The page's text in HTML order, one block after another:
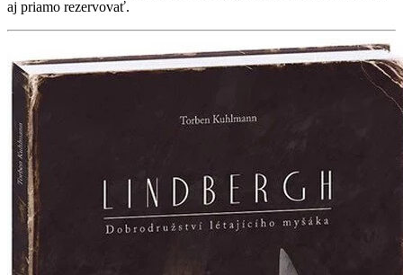
aj priamo rezervovať.